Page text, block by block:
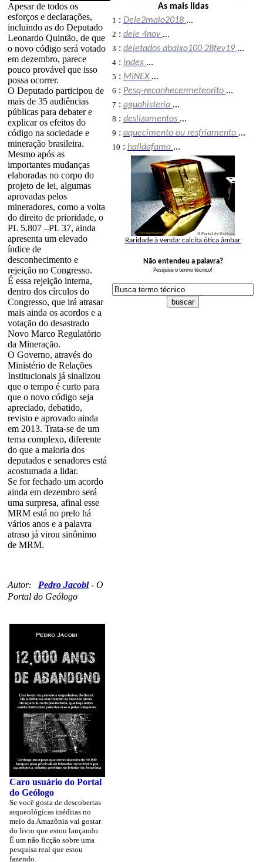
Apesar de todos os
esforços e declarações,
incluindo as do Deputado
Leonardo Quintão, de que
o novo código será votado
em dezembro, parece
pouco provável que isso
possa ocorrer.
O Deputado participou de
mais de 35 audiências
públicas para debater e
explicar os efeitos do
código na sociedade e
mineração brasileira.
Mesmo após as
importantes mudanças
elaboradas no corpo do
projeto de lei, algumas
aprovadas pelos
mineradores, como a volta
do direito de prioridade, o
PL 5.807 –PL 37, ainda
apresenta um elevado
índice de
desconhecimento e
rejeição no Congresso.
É essa rejeição interna,
dentro dos círculos do
Congresso, que irá atrasar
mais ainda os acordos e a
votação do desastrado
Novo Marco Regulatório
da Mineração.
O Governo, através do
Ministério de Relações
Institucionais já sinalizou
que o tempo é curto para
que o novo código seja
apreciado, debatido,
revisto e aprovado ainda
em 2013. Trata-se de um
tema complexo, diferente
do que a maioria dos
deputados e senadores está
acostumada a lidar.
Se for fechado um acordo
ainda em dezembro será
uma surpresa, afinal esse
MRM está no prelo há
vários anos e a palavra
atraso já virou sinônimo
de MRM.
Autor: Pedro Jacobi- O
Portal do Geólogo
Caro usuário do Portal
do Geólogo
Se você gosta de descobertas
arqueológicas inéditas no
meio da Amazônia vai gostar
do livro que estou lançando.
É um não ficção sobre uma
pesquisa real que estou
fazendo.
As mais lidas
1 : Dele2maio2018 ...
2 : dele 4nov ...
3 : deletados abaixo100 28fev19 ...
4 : index ...
5 : MINEX ...
6 : Pesq-reconhecermeteorito ...
7 : aguahisteria ...
8 : deslizamentos ...
9 : aquecimento ou resfriamento ...
10 : halldafama ...
Raridade à venda: calcita ótica âmbar
Não entendeu a palavra?
Pesquise o termo técnico!